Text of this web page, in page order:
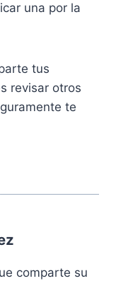
una por la
tus
revisar otros
te
comparte su